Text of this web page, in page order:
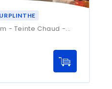
- Teinte Chaud -...